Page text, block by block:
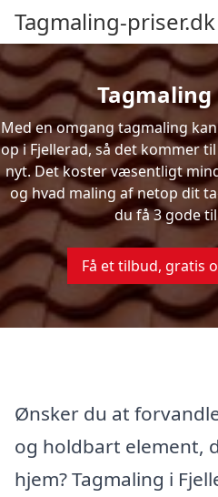
Tagmaling-priser.dk
Tagmaling
Med en omgang tagmaling
op i Fjellerad, så det kommer
nyt. Det koster væsentligt
og hvad maling af netop dit
du få 3 gode
Få et tilbud, gratis
Ønsker du at
og holdbart element,
hjem? Tagmaling i